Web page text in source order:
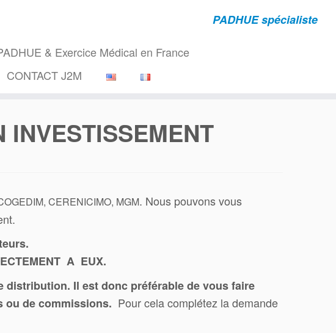
PADHUE spécialiste
& Exercice Médical en France
CONTACT J2M
INVESTISSEMENT
CERENICIMO, MGM. Nous pouvons vous
A EUX.
Il est donc préférable de vous faire
ou de commissions. Pour cela complétez la demande